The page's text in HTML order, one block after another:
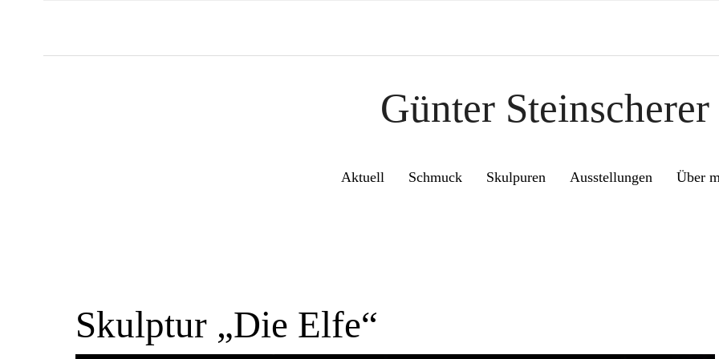
Günter Steinscherer
Aktuell Schmuck Skulpuren Ausstellungen Über
Skulptur „Die Elfe“